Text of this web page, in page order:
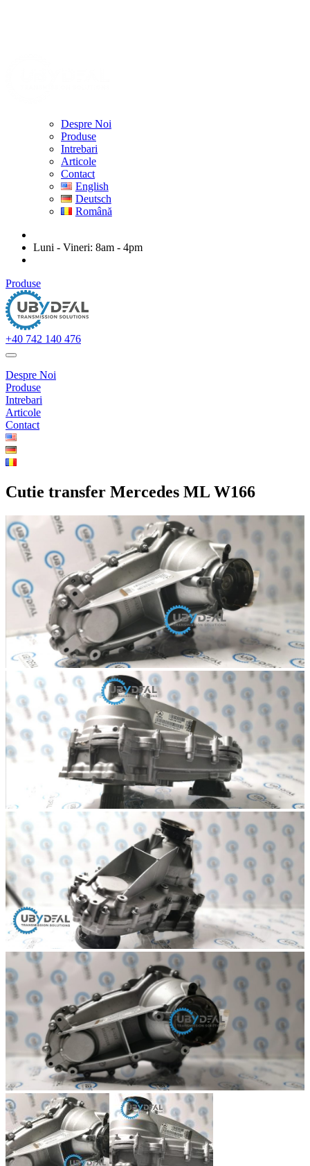
Despre Noi
Produse
Intrebari
Articole
Contact
English
Deutsch
Română
Luni - Vineri: 8am - 4pm
Produse
+40 742 140 476
Despre Noi
Produse
Intrebari
Articole
Contact
Cutie transfer Mercedes ML W166